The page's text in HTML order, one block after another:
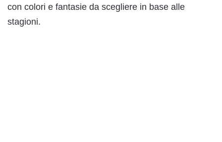
con colori e fantasie da scegliere in base alle
stagioni.